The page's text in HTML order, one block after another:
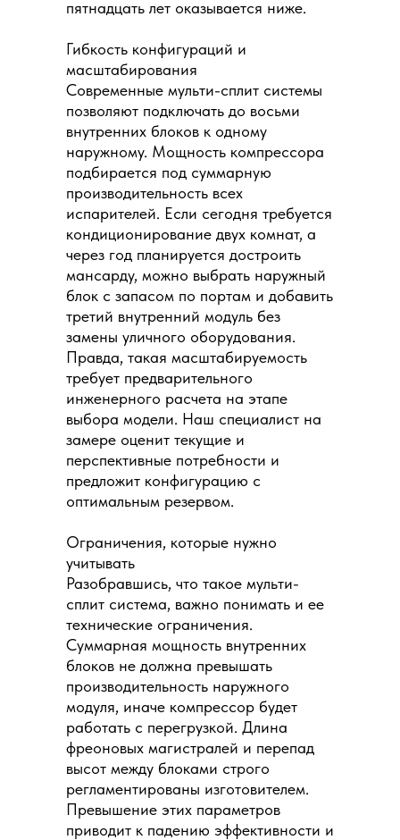
пятнадцать лет оказывается ниже.
Гибкость конфигураций и
масштабирования
Современные мульти-сплит системы
позволяют подключать до восьми
внутренних блоков к одному
наружному. Мощность компрессора
подбирается под суммарную
производительность всех
испарителей. Если сегодня требуется
кондиционирование двух комнат, а
через год планируется достроить
мансарду, можно выбрать наружный
блок с запасом по портам и добавить
третий внутренний модуль без
замены уличного оборудования.
Правда, такая масштабируемость
требует предварительного
инженерного расчета на этапе
выбора модели. Наш специалист на
замере оценит текущие и
перспективные потребности и
предложит конфигурацию с
оптимальным резервом.
Ограничения, которые нужно
учитывать
Разобравшись, что такое мульти-
сплит система, важно понимать и ее
технические ограничения.
Суммарная мощность внутренних
блоков не должна превышать
производительность наружного
модуля, иначе компрессор будет
работать с перегрузкой. Длина
фреоновых магистралей и перепад
высот между блоками строго
регламентированы изготовителем.
Превышение этих параметров
приводит к падению эффективности и